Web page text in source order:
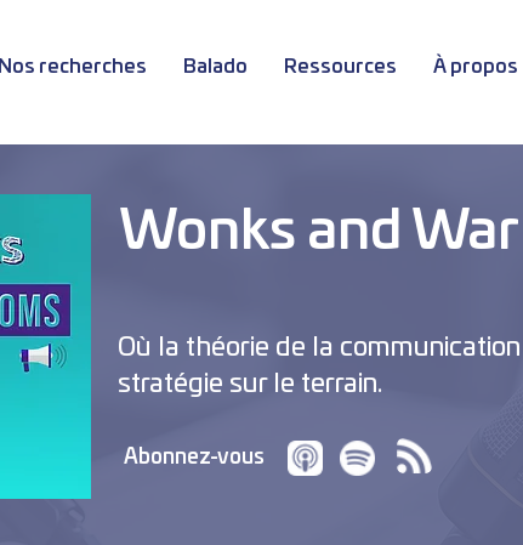
Nos recherches Balado Ressources À propos
Wonks and
Où la théorie de la
stratégie sur le terrain.
Abonnez-vous